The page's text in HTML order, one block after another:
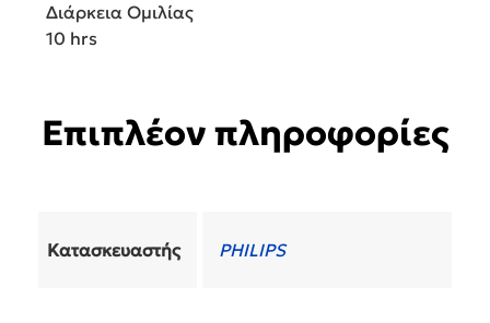
Διάρκεια Ομιλίας
10 hrs
Επιπλέον πληροφορίες
Κατασκευαστής PHILIPS